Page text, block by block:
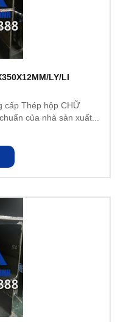
LY/LI
cấp Thép hộp CHỮ
của nhà sản xuất...